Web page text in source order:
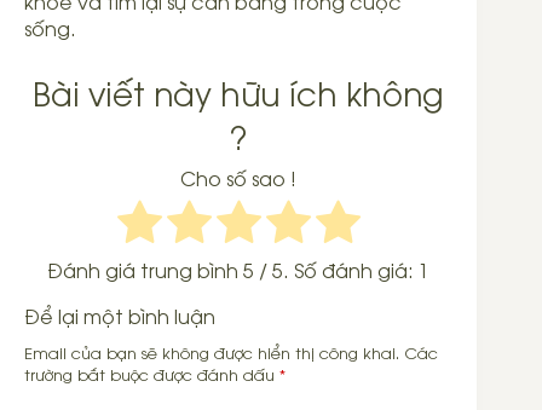
sống.
Bài viết này hữu ích không
?
Cho số sao !
Đánh giá trung bình5 / 5. Số đánh giá: 1
Để lại một bình luận
Email của bạn sẽ không được hiển thị công khai. Các
trường bắt buộc được đánh dấu *